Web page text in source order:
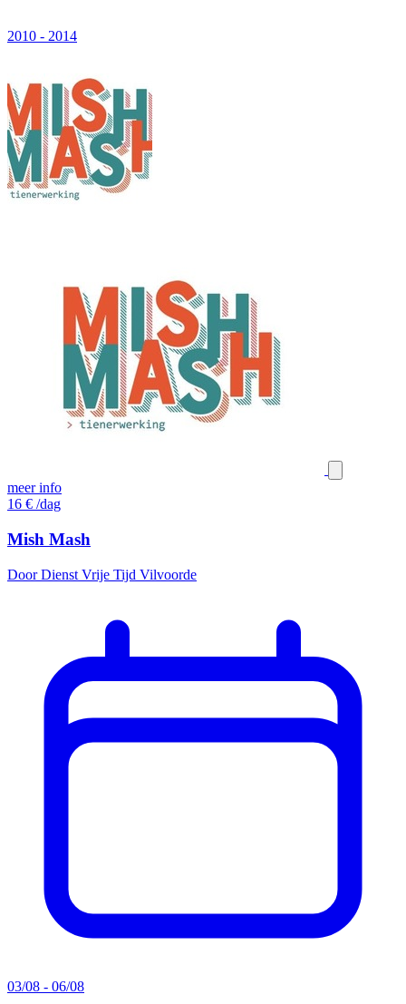
2010 - 2014
meer info
16 € /dag
Mish Mash
Door Dienst Vrije Tijd Vilvoorde
03/08 - 06/08